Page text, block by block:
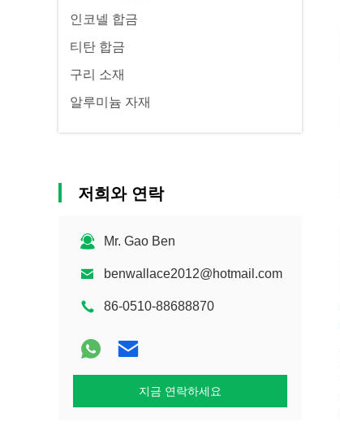
인코넬 합금
티탄 합금
구리 소재
알루미늄 자재
저희와 연락
Mr. Gao Ben
benwallace2012@hotmail.com
86-0510-88688870
지금 연락하세요